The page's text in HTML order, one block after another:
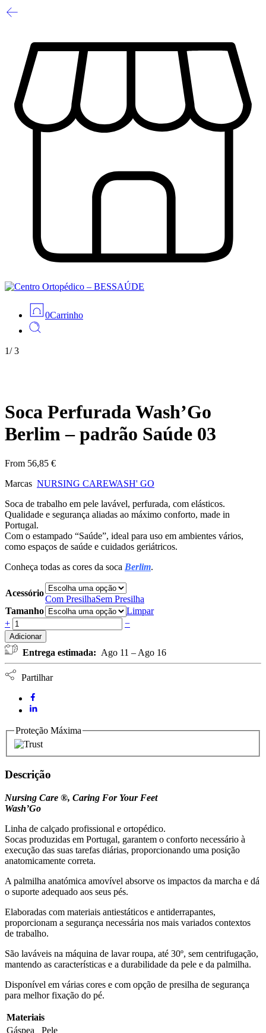
0Carrinho
1/3
Soca Perfurada Wash’Go
Berlim – padrão Saúde 03
From 56,85 €
Marcas NURSING CAREWASH' GO
Soca de trabalho em pele lavável, perfurada, com elásticos.
Qualidade e segurança aliadas ao máximo conforto, made in
Portugal.
Com o estampado “Saúde”, ideal para uso em ambientes vários,
como espaços de saúde e cuidados geriátricos.
Conheça todas as cores da soca Berlim.
Acessório
Com PresilhaSem Presilha
Tamanho
Limpar
Soca
Perfurada
Wash'Go
Berlim
-
padrão
quantidade
+ −
Adicionar
Entrega estimada: Ago 11 – Ago 16
Partilhar
Proteção Máxima
Descrição
Nursing Care ®, Caring For Your Feet
Wash’Go
Linha de calçado profissional e ortopédico.
Socas produzidas em Portugal, garantem o conforto necessário à
execução das suas tarefas diárias, proporcionando uma posição
anatomicamente correta.
A palmilha anatómica amovível absorve os impactos da marcha e dá
o suporte adequado aos seus pés.
Elaboradas com materiais antiestáticos e antiderrapantes,
proporcionam a segurança necessária nos mais variados contextos
de trabalho.
São laváveis na máquina de lavar roupa, até 30º, sem centrifugação,
mantendo as características e a durabilidade da pele e da palmilha.
Disponível em várias cores e com opção de presilha de segurança
para melhor fixação do pé.
Materiais
Gáspea
Pele